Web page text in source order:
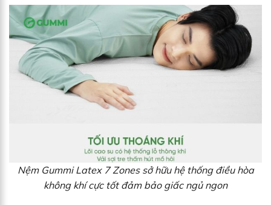
Nệm Gummi Latex 7 Zones sở hữu hệ thống điều hòa
không khí cực tốt đảm bảo giấc ngủ ngon